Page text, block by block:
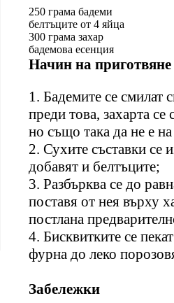
250 грама бадеми
белтъците от 4 яйца
300 грама захар
бадемова есенция
Начин на приготвяне
1. Бадемите се смилат
преди това, захарта се
но също така да не е
2. Сухите съставки се
добавят и белтъците;
3. Разбърква се до
поставя от нея върху
постлана
4. Бисквитките се
фурна до леко
Забележки